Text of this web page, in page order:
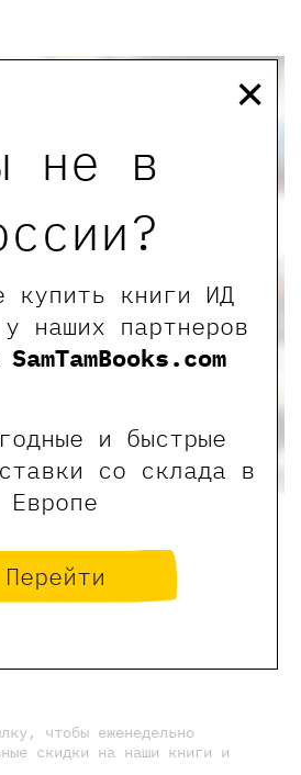
не в
купить книги ИД
наших партнеров
SamTamBooks.com
и быстрые
со склада в
Европе
Перейти
×
чтобы еженедельно
скидки на наши книги и